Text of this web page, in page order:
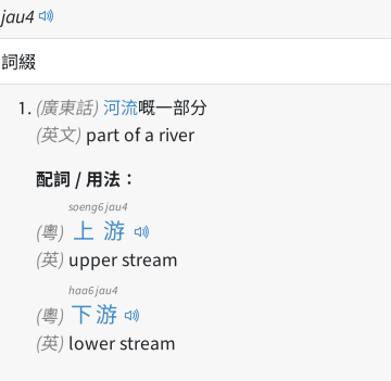
jau4
詞綴
(廣東話) 河流嘅一部分
(英文) part of a river
配詞 / 用法：
(粵) 上游
soeng6 jau4
(英) upper stream
(粵) 下游
haa6 jau4
(英) lower stream